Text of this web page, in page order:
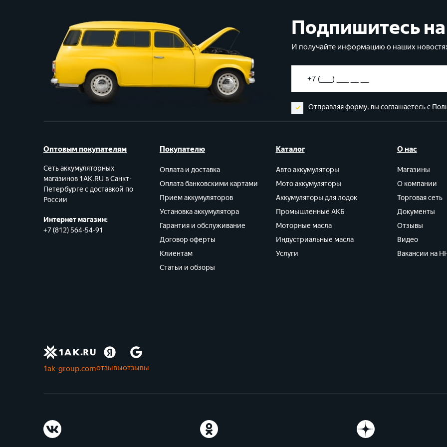
Подпишитесь
И получайте информацию о наших
Отправляя форму, вы соглашаетесь с
Оптовым покупателям
Сеть аккумуляторных
магазинов 1AK.RU в Санкт-
Петербурге с доставкой по
России
Интернет магазин:
+7 (812) 564-54-91
Покупателю
Оплата и доставка
Оплата банковскими картами
Прием аккумуляторов
Установка аккумулятора
Гарантия и обслуживание
Договор оферты
Клиентам
Статьи и обзоры
Каталог
Авто аккумуляторы
Мото аккумуляторы
Аккумуляторы для лодок
Промышленные АКБ
Моторные масла
Индустриальные масла
Услуги
О нас
Магазины
О компании
Торговая сеть
Документы
Отзывы
Видео
Вакансии на
1ak-group.comотзывыотзывы